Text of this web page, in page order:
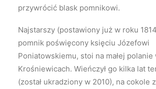
przywrócić blask pomnikowi.
Najstarszy (postawiony już w roku
pomnik poświęcony księciu Józefowi
Poniatowskiemu, stoi na małej polanie
Krośniewicach. Wieńczył go kilka lat
(został ukradziony w 2010), na cokole